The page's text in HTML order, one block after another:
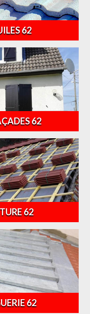
62
62
62
62